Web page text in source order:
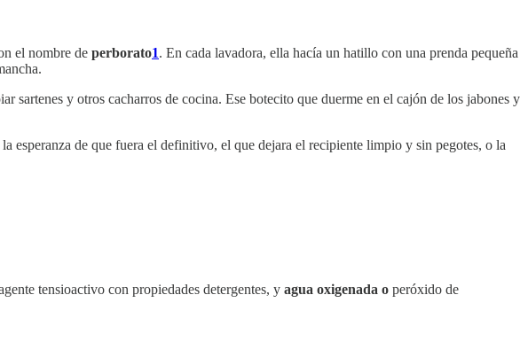
el nombre de perborato1. En cada lavadora, ella hacía un hatillo con una prenda pequeña
sartenes y otros cacharros de cocina. Ese botecito que duerme en el cajón de los jabones y
esperanza de que fuera el definitivo, el que dejara el recipiente limpio y sin pegotes, o la
tensioactivo con propiedades detergentes, y agua oxigenada o peróxido de